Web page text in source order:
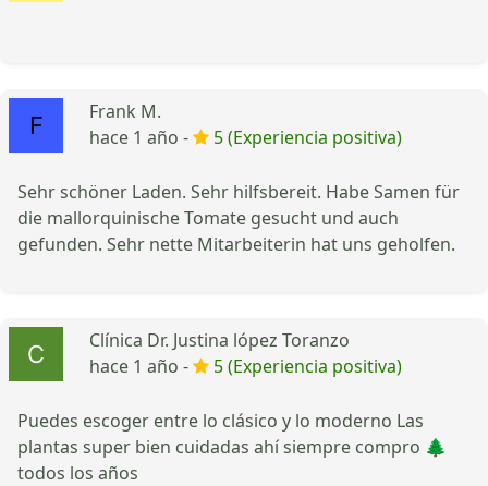
Frank M.
hace 1 año -
5 (Experiencia positiva)
Sehr schöner Laden. Sehr hilfsbereit. Habe Samen für
die mallorquinische Tomate gesucht und auch
gefunden. Sehr nette Mitarbeiterin hat uns geholfen.
Clínica Dr. Justina lópez Toranzo
hace 1 año -
5 (Experiencia positiva)
Puedes escoger entre lo clásico y lo moderno Las
plantas super bien cuidadas ahí siempre compro 🌲
todos los años